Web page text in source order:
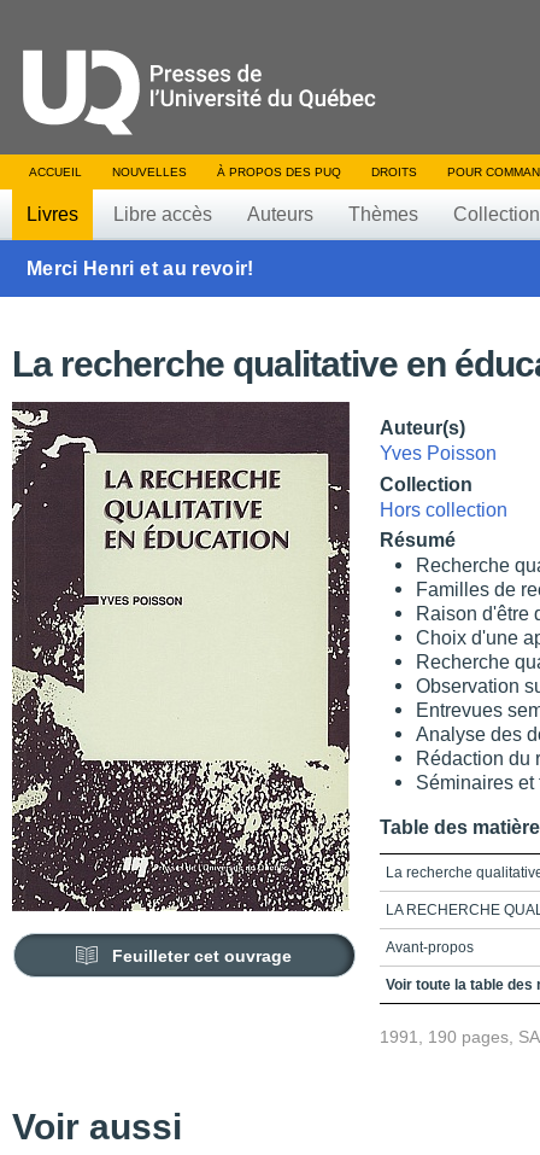
ACCUEIL NOUVELLES À PROPOS DES PUQ DROITS POUR
Livres Libre accès Auteurs Thèmes
Merci Henri et au revoir!
La recherche qualitative en
Feuilleter cet ouvrage
Auteur(s)
Yves Poisson
Collection
Hors collection
Résumé
Recherche
Familles de
Raison d'être
Choix d'une
Recherche
Observation
Entrevues
Analyse des
Rédaction du
Séminaires
Table des
La recherche
LA RECHERCHE
Avant-propos
Remerciements
Voir toute la table des
1991, 190 pages,
Voir aussi